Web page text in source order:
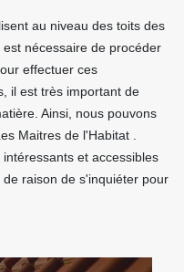
au niveau des toits des
nécessaire de procéder
effectuer ces
il est très important de
Ainsi, nous pouvons
Maitres de l'Habitat .
et accessibles
raison de s'inquiéter pour